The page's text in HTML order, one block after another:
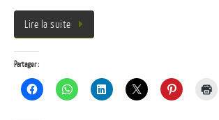
Lire la suite
Partager :